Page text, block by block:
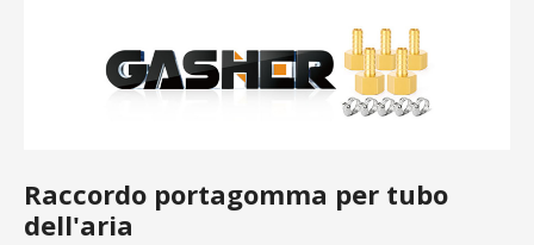
Raccordo portagomma per tubo
dell'aria